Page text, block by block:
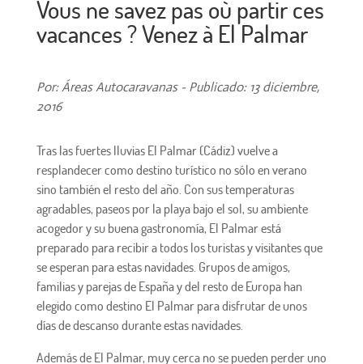
Vous ne savez pas où partir ces
vacances ? Venez à El Palmar
Por: Áreas Autocaravanas - Publicado: 13 diciembre,
2016
Tras las fuertes lluvias El Palmar (Cádiz) vuelve a
resplandecer como destino turístico no sólo en verano
sino también el resto del año. Con sus temperaturas
agradables, paseos por la playa bajo el sol, su ambiente
acogedor y su buena gastronomía, El Palmar está
preparado para recibir a todos los turistas y visitantes que
se esperan para estas navidades. Grupos de amigos,
familias y parejas de España y del resto de Europa han
elegido como destino El Palmar para disfrutar de unos
días de descanso durante estas navidades.
Además de El Palmar, muy cerca no se pueden perder uno